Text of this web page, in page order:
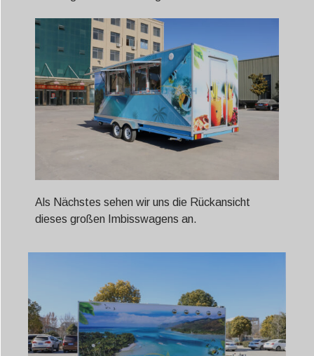
Als Nächstes sehen wir uns die Rückansicht
dieses großen Imbisswagens an.